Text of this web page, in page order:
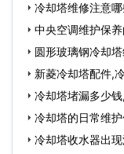
冷却塔维修注意
中央空调维护保
圆形玻璃钢冷却
新菱冷却塔配件,
冷却塔堵漏多少
冷却塔的日常维
冷却塔收水器出